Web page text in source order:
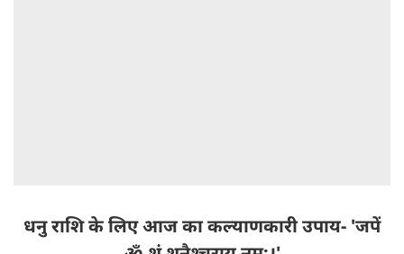
धनु राशि के लिए आज का कल्याणकारी उपाय- 'जपें